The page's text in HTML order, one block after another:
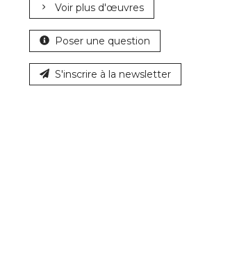
Voir plus d'œuvres
Poser une question
S'inscrire à la newsletter